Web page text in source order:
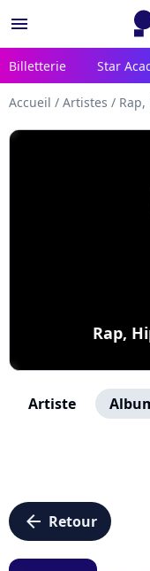
menu
Billetterie Star
Accueil / Artistes /
Rap,
Artiste
arrow_left Retour